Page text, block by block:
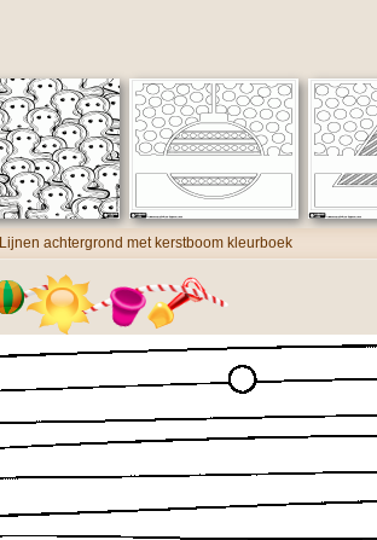
Lijnen achtergrond met kerstboom kleurboek